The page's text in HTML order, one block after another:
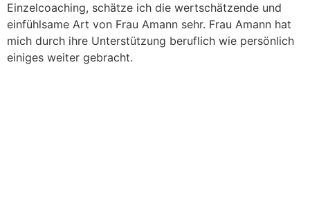
Einzelcoaching, schätze ich die wertschätzende und
einfühlsame Art von Frau Amann sehr. Frau Amann hat
mich durch ihre Unterstützung beruflich wie persönlich
einiges weiter gebracht.